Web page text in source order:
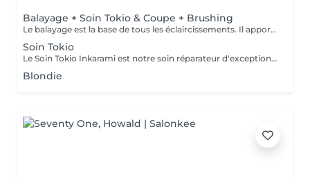
Balayage + Soin Tokio & Coupe + Brushing
Le balayage est la base de tous les éclaircissements. Il apporte lumière et profondeur grâce à un fondu pouvant aller jusqu'à quatre tons. Réalisé tous les 4 à 6 mois, il constitue la base des mini-balayages et des contourings. Pour un résultat optimal, nous recommandons d'y associer le Soin Tokio Inkarami, notre protocole japonais qui répare la fibre en profondeur, renforce le cheveu et prolonge durablement la beauté et l'éclat de votre balayage.
Soin Tokio
Le Soin Tokio Inkarami est notre soin réparateur d'exception. Grâce à sa technologie japonaise, il répare la fibre en profondeur, apporte une brillance incomparable et laisse les cheveux plus forts, plus doux et visiblement transformés dès la première séance.
Blondie